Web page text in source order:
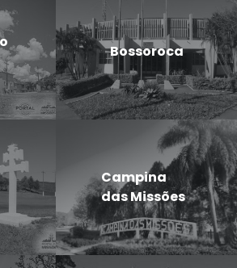
Bossoroca
Campina
das Missões